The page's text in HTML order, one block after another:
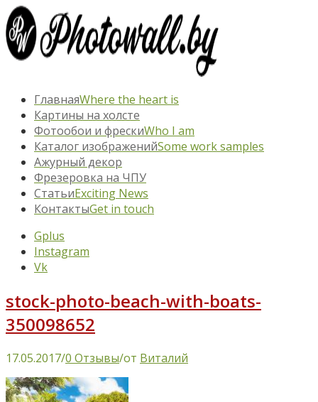
ГлавнаяWhere the heart is
Картины на холсте
Фотообои и фрескиWho I am
Каталог изображенийSome work samples
Ажурный декор
Фрезеровка на ЧПУ
СтатьиExciting News
КонтактыGet in touch
Gplus
Instagram
Vk
stock-photo-beach-with-boats-
350098652
17.05.2017/0 Отзывы/от Виталий